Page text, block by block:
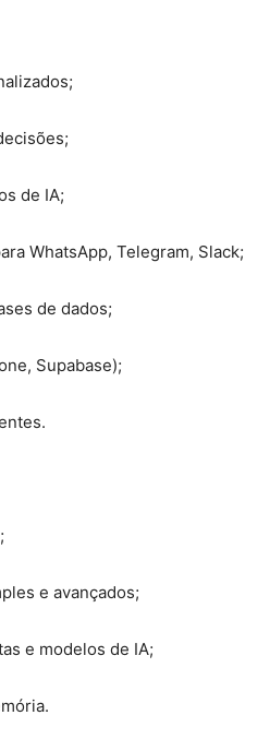
de IA;
WhatsApp, Telegram, Slack;
de dados;
Supabase);
e avançados;
e modelos de IA;